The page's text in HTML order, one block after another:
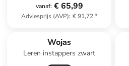
vanaf: € 65,99
Adviesprijs (AVP): € 91,72*
Wojas
Leren instappers zwart